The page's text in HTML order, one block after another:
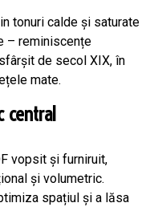
tonuri calde și saturate
– reminiscențe
de secol XIX, în
mate.
central
vopsit și furniruit,
și volumetric.
spațiul și a lăsa